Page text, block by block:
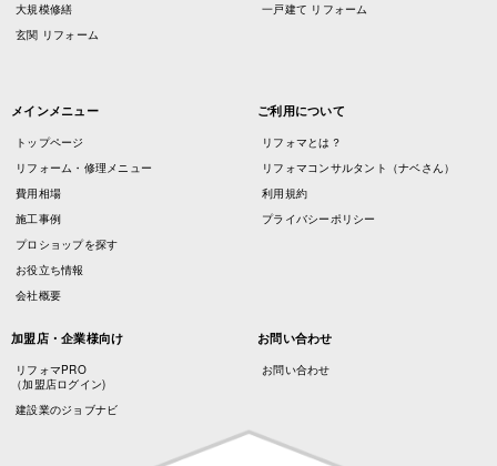
大規模修繕
玄関 リフォーム
一戸建て リフォーム
メインメニュー
トップページ
リフォーム・修理メニュー
費用相場
施工事例
プロショップを探す
お役立ち情報
会社概要
ご利用について
リフォマとは？
リフォマコンサルタント（ナベさん）
利用規約
プライバシーポリシー
加盟店・企業様向け
リフォマPRO
（加盟店ログイン)
建設業のジョブナビ
お問い合わせ
お問い合わせ